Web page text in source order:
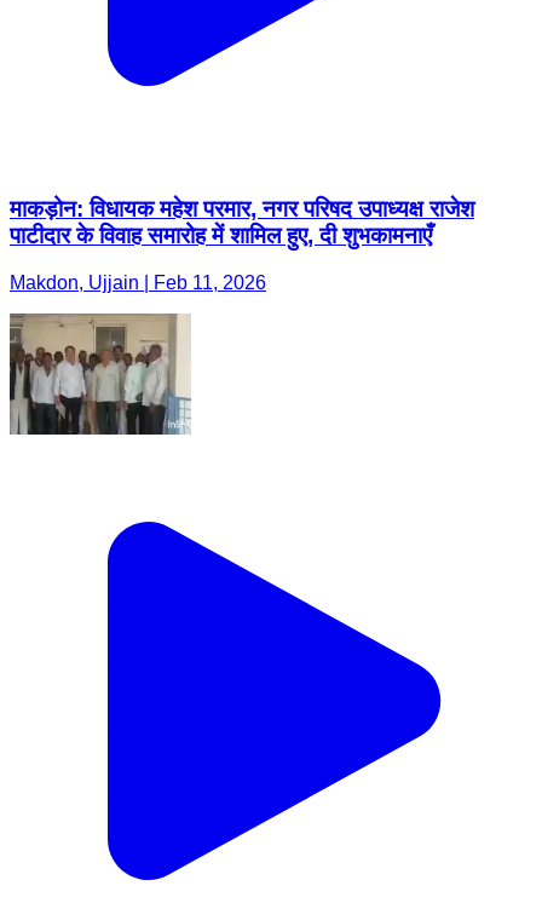
माकड़ोन: विधायक महेश परमार, नगर परिषद उपाध्यक्ष राजेश
पाटीदार के विवाह समारोह में शामिल हुए, दी शुभकामनाएँ
Makdon, Ujjain | Feb 11, 2026